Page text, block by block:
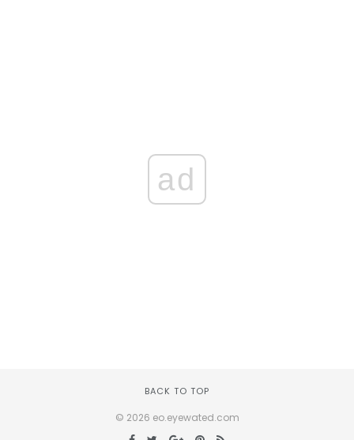
ad
BACK TO TOP
© 2026 eo.eyewated.com